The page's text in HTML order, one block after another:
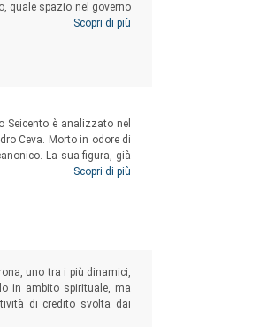
quale spazio nel governo
negli scritti, nei
grandi prelati.
Scopri di più
Seicento è analizzato nel
Ceva. Morto in odore di
La sua figura, già
fu soppressa e gli
e controversistica.
Scopri di più
uno tra i più dinamici,
in ambito spirituale, ma
di credito svolta dai